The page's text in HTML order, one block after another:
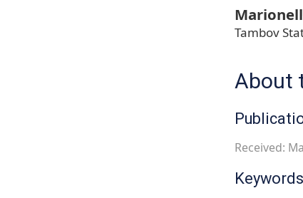
Tambov
About
Received:
Keywords